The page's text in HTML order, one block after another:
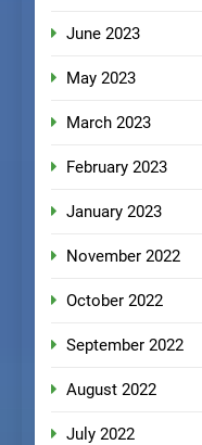
June 2023
May 2023
March 2023
February 2023
January 2023
November 2022
October 2022
September 2022
August 2022
July 2022